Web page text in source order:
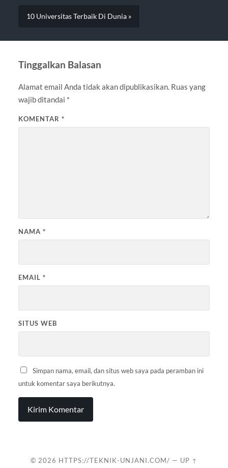
10 Universitas Terbaik Di Dunia »
Tinggalkan Balasan
Alamat email Anda tidak akan dipublikasikan. Ruas yang
wajib ditandai *
KOMENTAR *
NAMA *
EMAIL *
SITUS WEB
Simpan nama, email, dan situs web saya pada peramban ini
untuk komentar saya berikutnya.
© 2026 HTTPS://TEKNIK-UNJANI.COM/ — UP ↑